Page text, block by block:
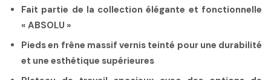
Fait partie de la collection élégante et fonctionnelle
« ABSOLU »
Pieds en frêne massif vernis teinté pour une durabilité
et une esthétique supérieures